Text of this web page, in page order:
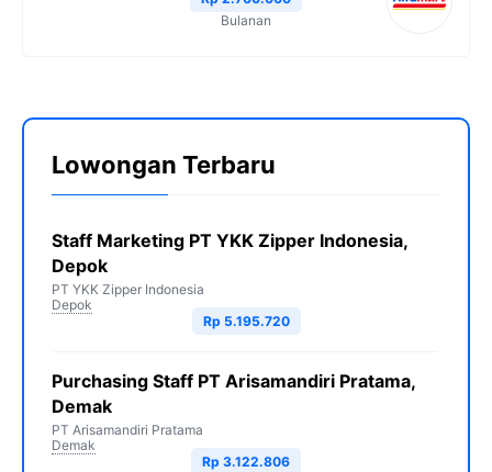
Bulanan
Lowongan Terbaru
Staff Marketing PT YKK Zipper Indonesia,
Depok
PT YKK Zipper Indonesia
Depok
Rp 5.195.720
Purchasing Staff PT Arisamandiri Pratama,
Demak
PT Arisamandiri Pratama
Demak
Rp 3.122.806